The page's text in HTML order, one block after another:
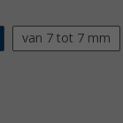
van 7 tot 7 mm